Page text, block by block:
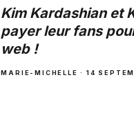
Kim Kardashian et
payer leur fans
web !
MARIE-MICHELLE · 14